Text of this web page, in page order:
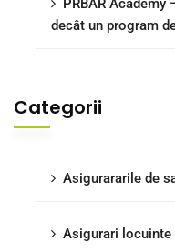
PRBAR
decât un program
Categorii
Asigurararile de
Asigurari locuinte